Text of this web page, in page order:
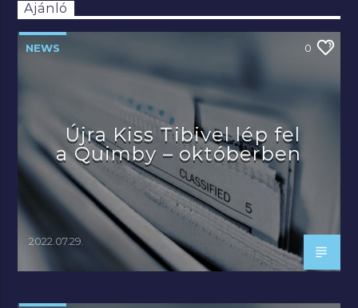
Ajánló
NEWS 0
Újra Kiss Tibivel lép fel
a Quimby – októberben
2022.07.29.